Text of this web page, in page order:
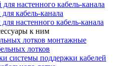
настенного кабель-канала
кабель-канала
настенного кабель-канала
к ним
лотков монтажные
лотков
системы поддержки кабелей